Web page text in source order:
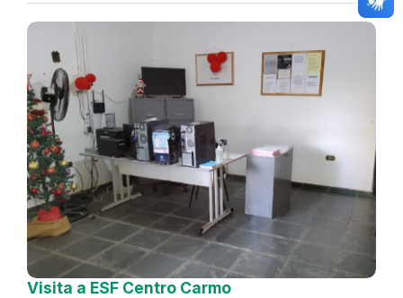
Visita a ESF Centro Carmo